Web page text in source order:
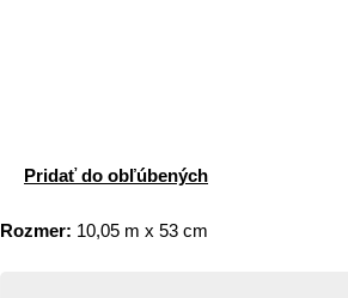
Pridať do obľúbených
Rozmer: 10,05 m x 53 cm